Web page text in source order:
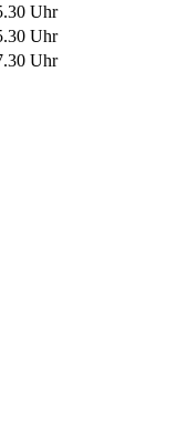
Uhr
Uhr
Uhr